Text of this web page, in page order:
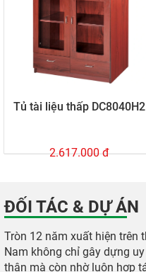
Tủ tài liệu thấp DC8040H2
2.617.000 đ
ĐỐI TÁC & DỰ ÁN
Tròn 12 năm xuất hiện trên
Nam không chỉ gây dựng
thân mà còn nhờ luôn hợp